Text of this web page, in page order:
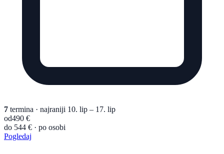
7 termina · najraniji 10. lip – 17. lip
od490 €
do 544 € · po osobi
Pogledaj